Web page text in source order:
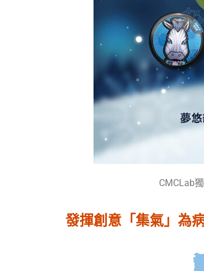
CMCLab
發揮創意「集氣」為